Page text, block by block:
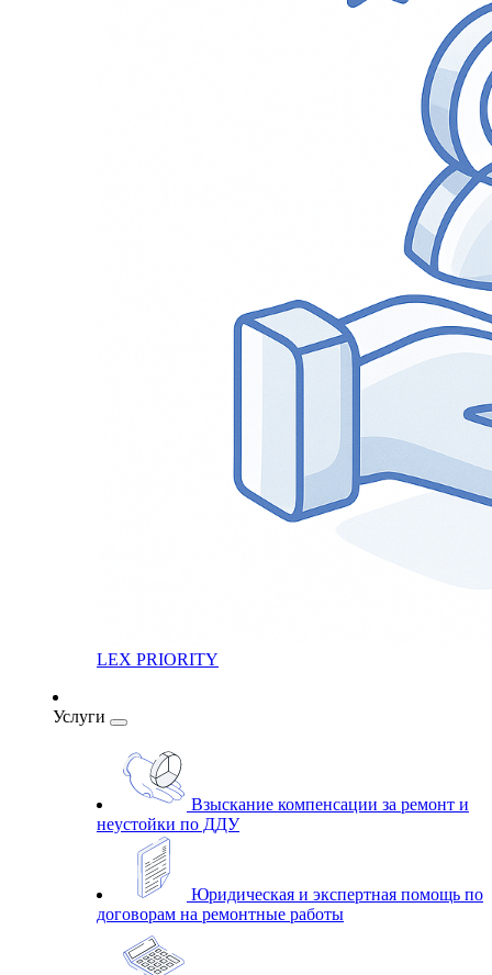
LEX PRIORITY
Услуги
Взыскание компенсации за ремонт и
неустойки по ДДУ
Юридическая и экспертная помощь по
договорам на ремонтные работы